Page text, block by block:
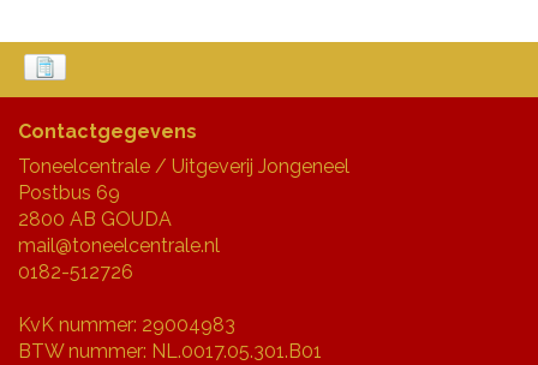
Contactgegevens
Toneelcentrale / Uitgeverij Jongeneel
Postbus 69
2800 AB GOUDA
mail@toneelcentrale.nl
0182-512726
KvK nummer: 29004983
BTW nummer: NL.0017.05.301.B01